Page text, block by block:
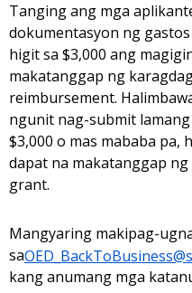
Tanging ang mga
dokumentasyon ng
higit sa $3,000 ang
makatanggap ng
reimbursement.
ngunit nag-submit
$3,000 o mas mababa
dapat na makatanggap
grant.
Mangyaring makipag-
sa
kang anumang mga